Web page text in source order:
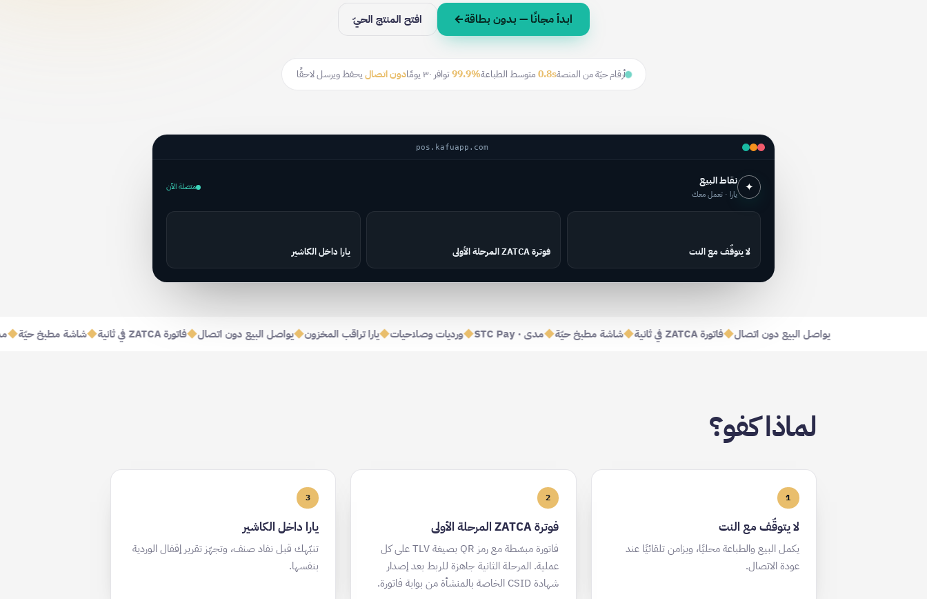
ابدأ مجانًا — بدون بطاقة→ افتح المنتج الحيّ
أرقام حيّة من المنصة0.8sمتوسط الطباعة99.9%توافر ٣٠ يومًا دون اتصاليحفظ ويرسل لاحقًا
pos.kafuapp.com
✦ نقاط البيع
يارا · تعمل معك
متصلة الآن
لا يتوقّف مع النت فوترة ZATCA المرحلة الأولى يارا داخل الكاشير
يواصل البيع دون اتصال◆فاتورة ZATCA في ثانية ◆شاشة مطبخ حيّة◆مدى · STC Pay ◆ورديات وصلاحيات◆يارا تراقب المخزون◆يواصل البيع دون اتصال◆فاتورة ZATCA في ثانية ◆شاشة مطبخ حيّة
لماذا كفو؟
1
لا يتوقّف مع النت
يكمل البيع والطباعة محليًا، ويزامن تلقائيًا عند
عودة الاتصال.
2
فوترة ZATCA المرحلة الأولى
فاتورة مبسّطة مع رمز QR بصيغة TLV على كل
عملية. المرحلة الثانية جاهزة للربط بعد إصدار
شهادة CSID الخاصة بالمنشأة من بوابة فاتورة.
3
يارا داخل الكاشير
تنبّهك قبل نفاد صنف، وتجهّز تقرير إقفال الوردية
بنفسها.